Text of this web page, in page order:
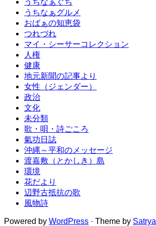
うちなぁぐち
うちなぁグルメ
おばぁの知恵袋
つれづれ
マイ・シーサーコレクション
人権
健康
地元新聞の記事より
女性（ジェンダー）
政治
文化
未分類
歌・唄・詩ごころ
氣功日誌
沖縄～平和のメッセージ
渡嘉敷（とかしき）島
環境
花だより
辺野古抵抗の歌
風物詩
Powered by WordPress · Theme by Satrya